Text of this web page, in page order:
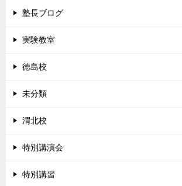
塾長ブログ
実験教室
徳島校
未分類
渭北校
特別講演会
特別講習